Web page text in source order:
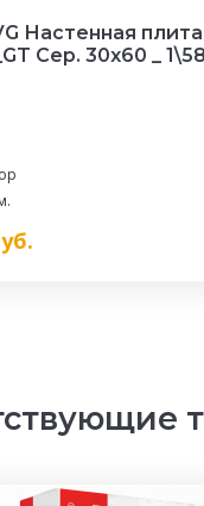
Настенная плита
Сер. 30x60 _